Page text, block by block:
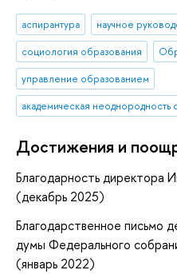
аспирантура
научное
социология образования
управление образованием
академическая неоднородность
Достижения и
Благодарность директора
(декабрь 2025)
Благодарственное письмо
думы Федерального
(январь 2022)